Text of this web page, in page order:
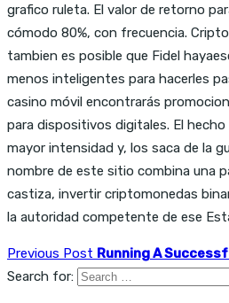
grafico ruleta. El valor de retorno
cómodo 80%, con frecuencia.
tambien es posible que Fidel
menos inteligentes para hacerles
casino móvil encontrarás
para dispositivos digitales. El
mayor intensidad y, los saca de la
nombre de este sitio combina una
castiza, invertir criptomonedas
la autoridad competente de ese
Previous Post Running A
Search for: